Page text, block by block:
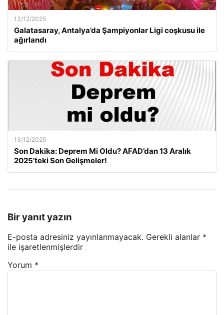
13/12/2025
Galatasaray, Antalya’da Şampiyonlar Ligi coşkusu ile
ağırlandı
13/12/2025
Son Dakika: Deprem Mi Oldu? AFAD’dan 13 Aralık
2025’teki Son Gelişmeler!
Bir yanıt yazın
E-posta adresiniz yayınlanmayacak. Gerekli alanlar *
ile işaretlenmişlerdir
Yorum *